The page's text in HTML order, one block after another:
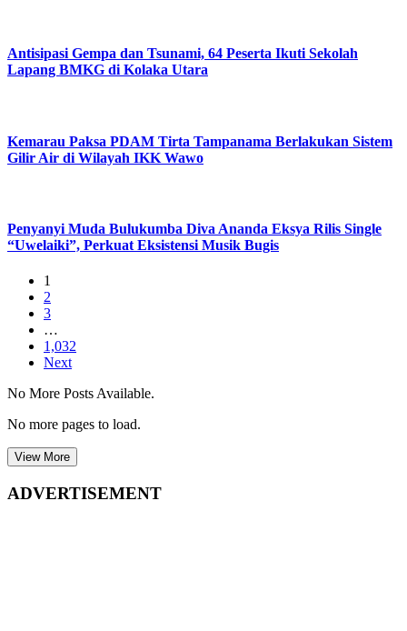
Antisipasi Gempa dan Tsunami, 64 Peserta Ikuti Sekolah
Lapang BMKG di Kolaka Utara
Kemarau Paksa PDAM Tirta Tampanama Berlakukan Sistem
Gilir Air di Wilayah IKK Wawo
Penyanyi Muda Bulukumba Diva Ananda Eksya Rilis Single
“Uwelaiki”, Perkuat Eksistensi Musik Bugis
1
2
3
…
1,032
Next
No More Posts Available.
No more pages to load.
View More
ADVERTISEMENT